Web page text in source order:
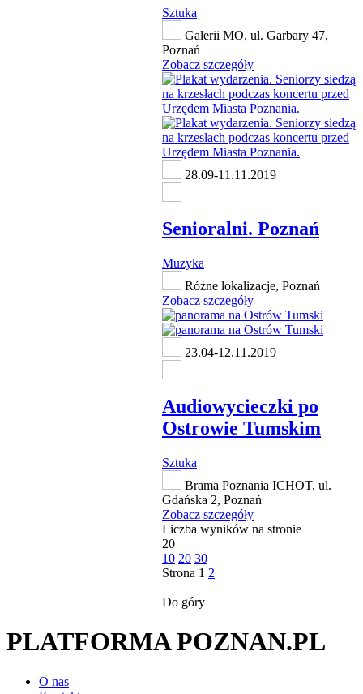
Sztuka
Galerii MO, ul. Garbary 47,
Poznań
Zobacz szczegóły
28.09-11.11.2019
Senioralni. Poznań
Muzyka
Różne lokalizacje, Poznań
Zobacz szczegóły
23.04-12.11.2019
Audiowycieczki po
Ostrowie Tumskim
Sztuka
Brama Poznania ICHOT, ul.
Gdańska 2, Poznań
Zobacz szczegóły
Liczba wyników na stronie
20
10 20 30
Strona 1 2
Do góry
PLATFORMA POZNAN.PL
O nas